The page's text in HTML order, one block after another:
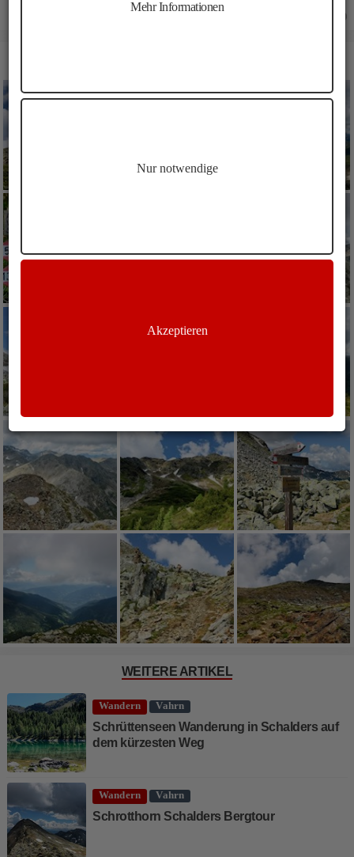
WEITERE ARTIKEL
Wandern Vahrn
Schrüttenseen Wanderung in Schalders auf
dem kürzesten Weg
Wandern Vahrn
Schrotthorn Schalders Bergtour
Mehr Informationen
Nur notwendige
Akzeptieren